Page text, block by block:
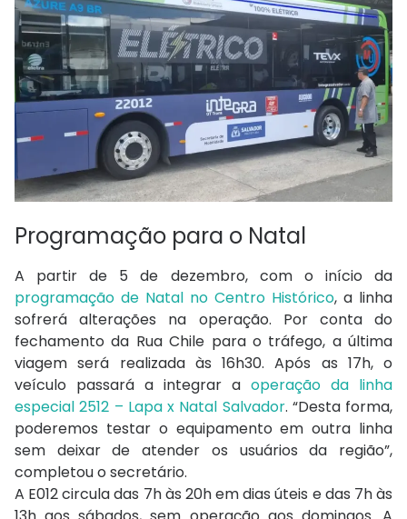
Programação para o Natal
A partir de 5 de dezembro, com o início da
programação de Natal no Centro Histórico, a linha
sofrerá alterações na operação. Por conta do
fechamento da Rua Chile para o tráfego, a última
viagem será realizada às 16h30. Após as 17h, o
veículo passará a integrar a operação da linha
especial 2512 – Lapa x Natal Salvador. “Desta forma,
poderemos testar o equipamento em outra linha
sem deixar de atender os usuários da região”,
completou o secretário.
A E012 circula das 7h às 20h em dias úteis e das 7h às